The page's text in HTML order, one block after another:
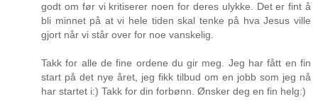
godt om før vi kritiserer noen for deres ulykke. Det er fint å
bli minnet på at vi hele tiden skal tenke på hva Jesus ville
gjort når vi står over for noe vanskelig.
Takk for alle de fine ordene du gir meg. Jeg har fått en fin
start på det nye året, jeg fikk tilbud om en jobb som jeg nå
har startet i:) Takk for din forbønn. Ønsker deg en fin helg:)